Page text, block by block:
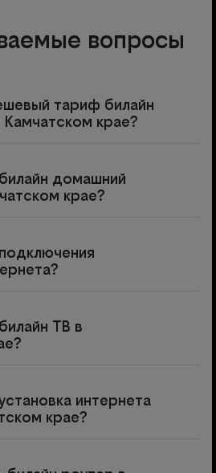
вопросы
тариф билайн
крае?
домашний
крае?
ТВ в
интернета
крае?